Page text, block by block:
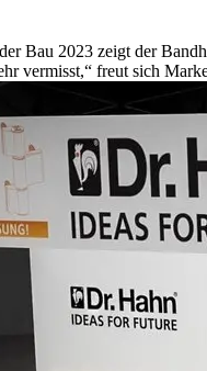
Bau 2023 zeigt der
vermisst,“ freut sich